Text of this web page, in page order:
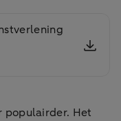
populairder. Het